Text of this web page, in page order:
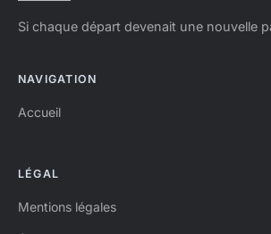
Si chaque départ devenait une nouvelle
NAVIGATION
Accueil
LÉGAL
Mentions légales